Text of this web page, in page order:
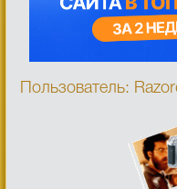
Пользователь: